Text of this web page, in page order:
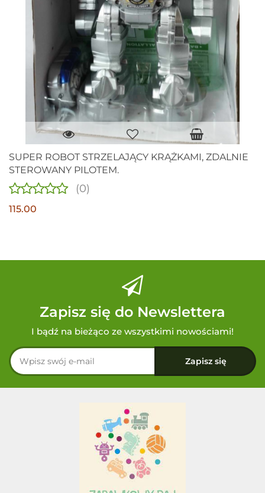
SUPER ROBOT STRZELAJĄCY KRĄŻKAMI, ZDALNIE
STEROWANY PILOTEM.
(0)
115.00
Zapisz się do Newslettera
I bądź na bieżąco ze wszystkimi nowościami!